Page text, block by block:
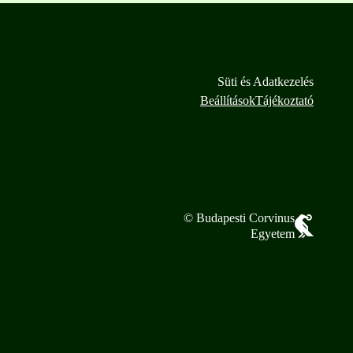
Süti és Adatkezelés
BeállításokTájékoztató
© Budapesti Corvinus
Egyetem